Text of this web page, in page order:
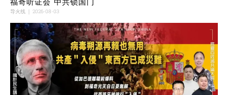
福奇听证会 中共锁国门
导火线 2026-08-03